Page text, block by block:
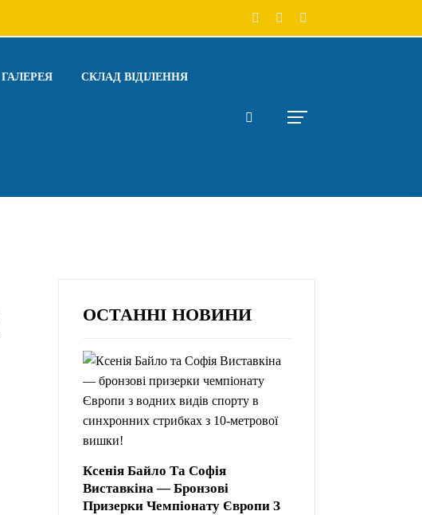
ГАЛЕРЕЯ СКЛАД ВІДІЛЕННЯ
ОСТАННІ НОВИНИ
Ксенія Байло Та Софія
Виставкіна — Бронзові
Призерки Чемпіонату Європи З